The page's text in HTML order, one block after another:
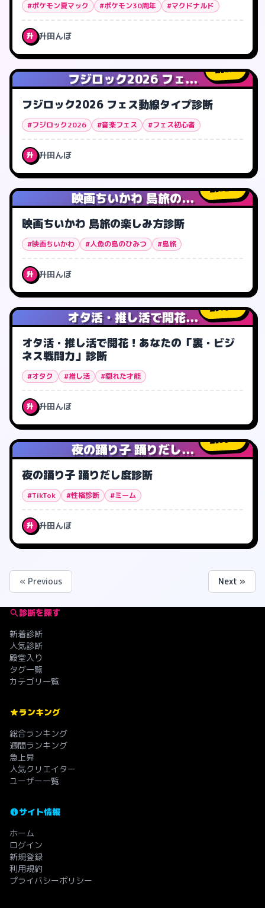
#ポケモン夏マック #ポケモン30周年 #マクドナルド
升 升田んぼ
フジロック2026 フェ...
2人
フジロック2026 フェス動線タイプ診断
#フジロック2026 #音楽フェス #フェス初心者
升 升田んぼ
映画ちいかわ 島旅の...
32人
映画ちいかわ 島旅の楽しみ方診断
#映画ちいかわ #人魚の島のひみつ #島旅
升 升田んぼ
オタ活・推し活で開花...
16人
オタ活・推し活で開花！あなたの「裏・ビジ
ネス戦闘力」診断
#オタク #推し活 #隠れた才能
升 升田んぼ
夜の踊り子 踊りだし...
33人
夜の踊り子 踊りだし度診断
#TikTok #性格診断 #ミーム
升 升田んぼ
« Previous Next »
診断を探す
新着診断
人気診断
殿堂入り
タグ一覧
カテゴリ一覧
ランキング
総合ランキング
週間ランキング
急上昇
人気クリエイター
ユーザー一覧
サイト情報
ホーム
ログイン
新規登録
利用規約
プライバシーポリシー